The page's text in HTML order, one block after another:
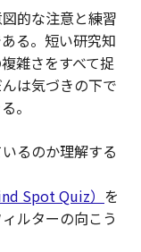
的な注意と練習
る。短い研究知
雑さをすべて捉
は気づきの下で
。
るのか理解する
Spot Quiz） を
ルターの向こう